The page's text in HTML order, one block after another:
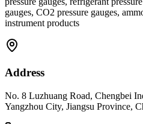
gauges, CO2 pressure gauges,
instrument products
Address
No. 8 Luzhuang Road, Chengbei
Yangzhou City, Jiangsu Province,